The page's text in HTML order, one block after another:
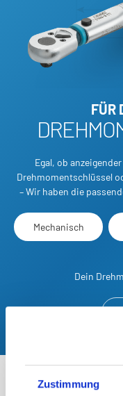
Zustimmung
FÜR
Egal, ob
Drehmomentschlüssel
– Wir haben die
Mechanisch
Dein